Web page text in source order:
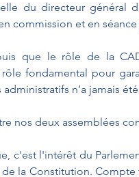
du directeur général
commission et en
que le rôle de la
fondamental pour
n’a jamais
nos deux assemblées
c'est l'intérêt du
de la Constitution.